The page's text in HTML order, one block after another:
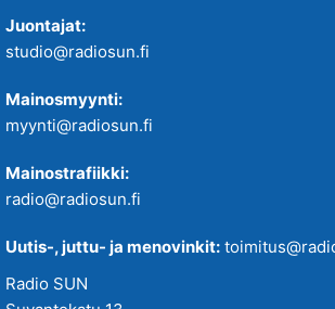
Juontajat:
studio@radiosun.fi
Mainosmyynti:
myynti@radiosun.fi
Mainostrafiikki:
radio@radiosun.fi
Uutis-, juttu- ja menovinkit:
Radio SUN